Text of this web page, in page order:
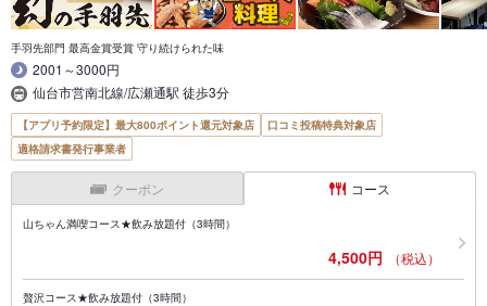
手羽先部門 最高金賞受賞 守り続けられた味
2001～3000円
仙台市営南北線/広瀬通駅 徒歩3分
【アプリ予約限定】最大800ポイント還元対象店
口コミ投稿特典対象店
適格請求書発行事業者
クーポン コース
山ちゃん満喫コース★飲み放題付（3時間）
4,500円 （税込）
贅沢コース★飲み放題付（3時間）